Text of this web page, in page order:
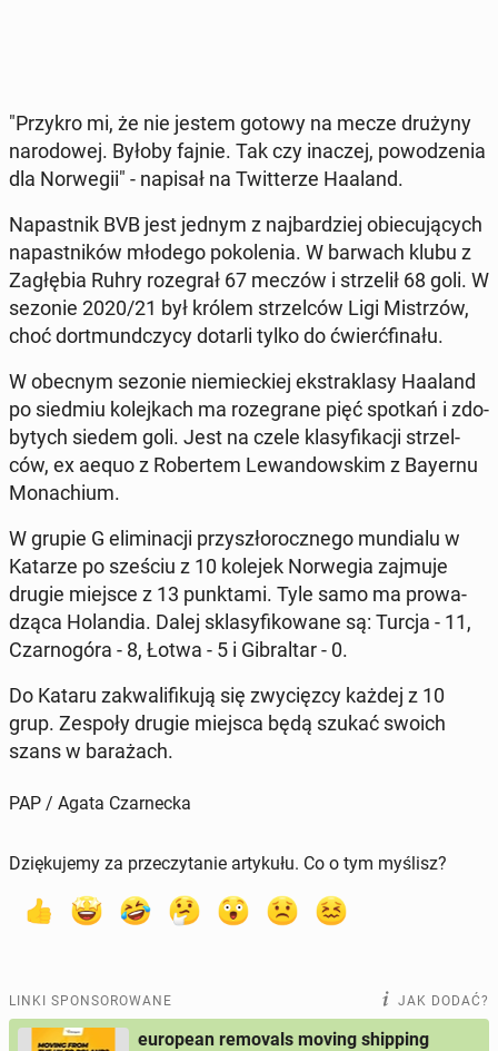
"Przykro mi, że nie jestem gotowy na mecze drużyny
na­ro­do­wej. Byłoby fajnie. Tak czy inaczej, po­wo­dze­nia
dla Nor­we­gii" - napisał na Twit­te­rze Haaland.
Na­past­nik BVB jest jednym z naj­bar­dziej obie­cu­ją­cych
na­past­ni­ków młodego po­ko­le­nia. W barwach klubu z
Za­głę­bia Ruhry ro­ze­grał 67 meczów i strze­lił 68 goli. W
sezonie 2020/21 był królem strzel­ców Ligi Mi­strzów,
choć do­rt­mund­czy­cy dotarli tylko do ćwierć­fi­na­łu.
W obecnym sezonie nie­miec­kiej eks­tra­kla­sy Haaland
po siedmiu ko­lej­kach ma ro­ze­gra­ne pięć spotkań i zdo­
by­tych siedem goli. Jest na czele kla­sy­fi­ka­cji strzel­
ców, ex aequo z Ro­ber­tem Le­wan­dow­skim z Bayernu
Mo­na­chium.
W grupie G eli­mi­na­cji przy­szło­rocz­ne­go mun­dia­lu w
Katarze po sześciu z 10 kolejek Nor­we­gia zajmuje
drugie miejsce z 13 punk­ta­mi. Tyle samo ma pro­wa­
dzą­ca Ho­lan­dia. Dalej skla­sy­fi­ko­wa­ne są: Turcja - 11,
Czar­no­gó­ra - 8, Łotwa - 5 i Gi­bral­tar - 0.
Do Kataru za­kwa­li­fi­ku­ją się zwy­cięz­cy każdej z 10
grup. Zespoły drugie miejsca będą szukać swoich
szans w ba­ra­żach.
PAP / Agata Czarnecka
Dziękujemy za przeczytanie artykułu. Co o tym myślisz?
LINKI SPONSOROWANE JAK DODAĆ?
european removals moving shipping